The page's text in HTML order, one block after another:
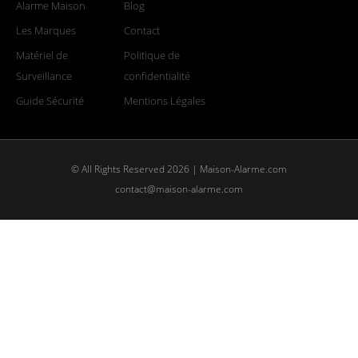
Alarme Maison
Les Marques
Matériel de
Surveillance
Guide Sécurité
Blog
Contact
Politique de
confidentialité
Mentions Légales
© All Rights Reserved 2026 | Maison-Alarme.com
contact@maison-alarme.com